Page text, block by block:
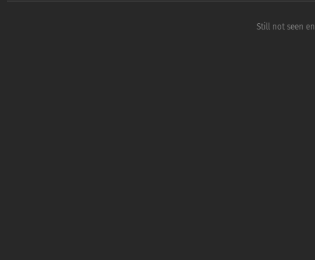
Still not seen